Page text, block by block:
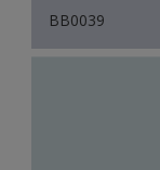
BB0039